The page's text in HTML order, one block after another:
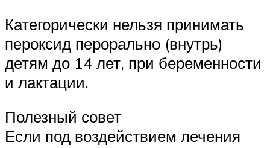
Категорически нельзя принимать
пероксид перорально (внутрь)
детям до 14 лет, при беременности
и лактации.
Полезный совет
Если под воздействием лечения